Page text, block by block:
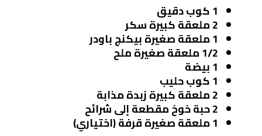
1 كوب دقيق
2 ملعقة كبيرة سكر
1 ملعقة صغيرة بيكنج باودر
1/2 ملعقة صغيرة ملح
1 بيضة
1 كوب حليب
2 ملعقة كبيرة زبدة مذابة
2 حبة خوخ مقطعة إلى شرائح
1 ملعقة صغيرة قرفة (اختياري)